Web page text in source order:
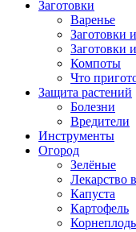
Заготовки
Варенье
Заготовки
Заготовки
Компоты
Что
Защита растений
Болезни
Вредители
Инструменты
Огород
Зелёные
Лекарство
Капуста
Картофель